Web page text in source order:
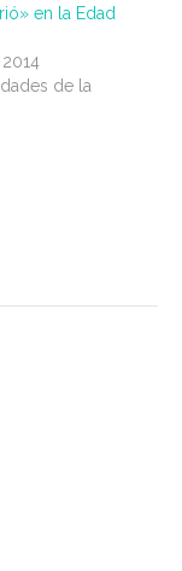
en la Edad
de la